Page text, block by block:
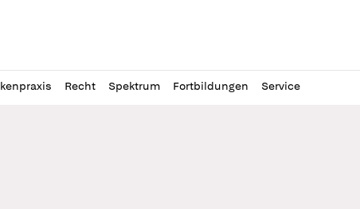
Recht Spektrum Fortbildungen Service